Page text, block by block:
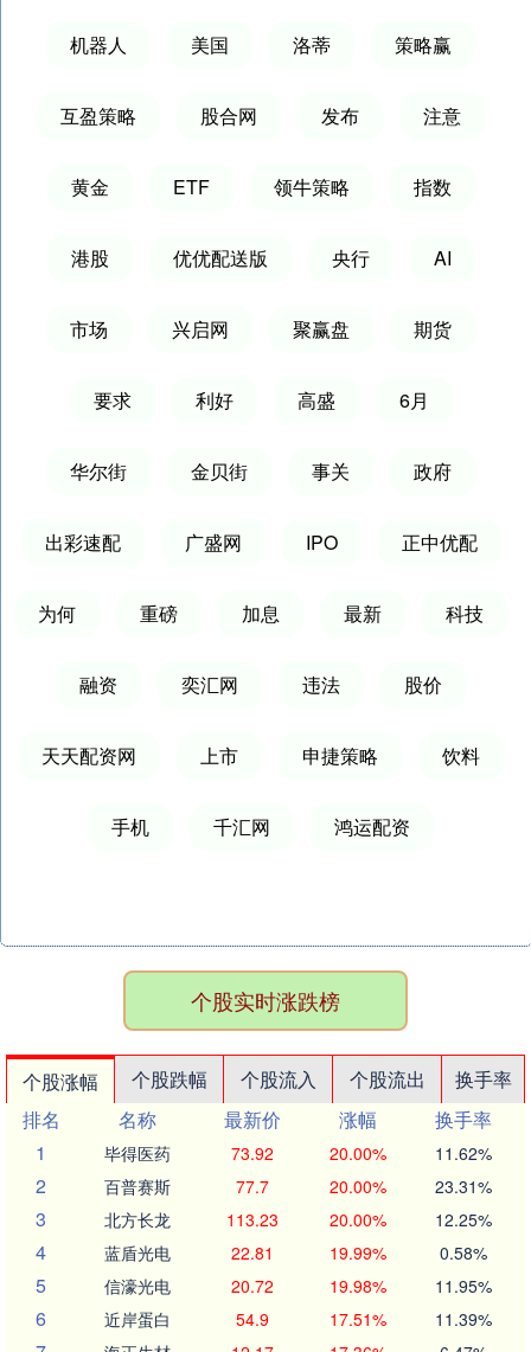
机器人 美国 洛蒂 策略赢
互盈策略 股合网 发布 注意
黄金 ETF 领牛策略 指数
港股 优优配送版 央行 AI
市场 兴启网 聚赢盘 期货
要求 利好 高盛 6月
华尔街 金贝街 事关 政府
出彩速配 广盛网 IPO 正中优配
为何 重磅 加息 最新 科技
融资 奕汇网 违法 股价
天天配资网 上市 申捷策略 饮料
手机 千汇网 鸿运配资
个股实时涨跌榜
个股涨幅 个股跌幅 个股流入 个股流出
换手率
排名
名称 最新价 涨幅
换手率
1
毕得医药 73.92 20.00% 11.62%
2 百普赛斯 77.7 20.00% 23.31%
3 北方长龙 113.23 20.00% 12.25%
4 蓝盾光电 22.81 19.99% 0.58%
5 信濠光电 20.72 19.98% 11.95%
6 近岸蛋白 54.9 17.51% 11.39%